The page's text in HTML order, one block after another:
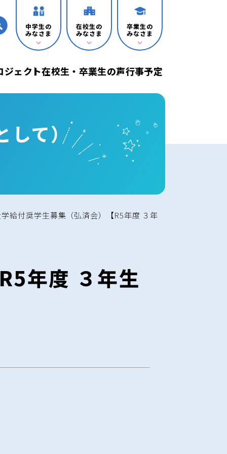
中学生の
みなさま
在校生の
みなさま
卒業生の
みなさま
ェクト在校生・卒業生の声行事予定
して）
学給付奨学生募集（弘済会）【R5年度 ３年
年度 ３年生